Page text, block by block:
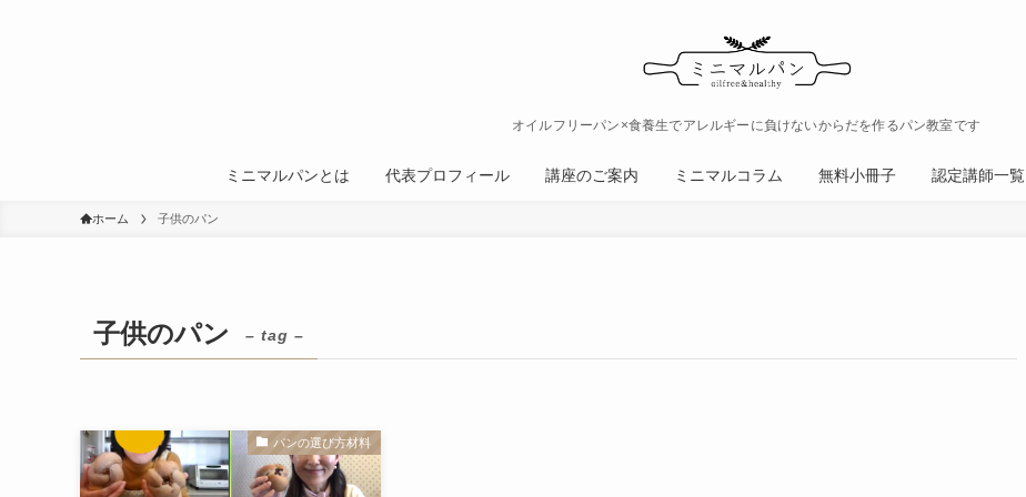
オイルフリーパン×食養生でアレルギーに負けないからだを作るパン教室です
ミニマルパンとは 代表プロフィール 講座のご案内 ミニマルコラム 無料小冊子 認定講師一覧
ホーム 子供のパン
子供のパン – tag –
パンの選び方材料